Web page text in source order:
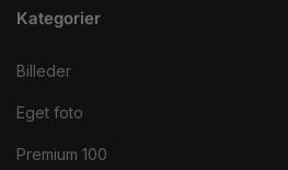
Kategorier
Billeder
Eget foto
Premium 100